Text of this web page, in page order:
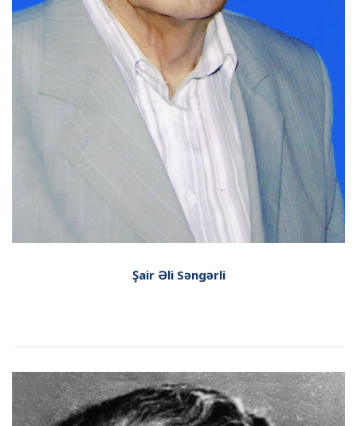
Şair Əli Səngərli